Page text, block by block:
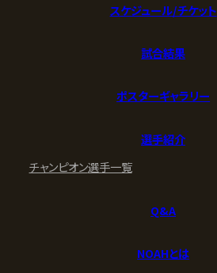
スケジュール/チケット
試合結果
ポスターギャラリー
選手紹介
チャンピオン選手一覧
Q&A
NOAHとは